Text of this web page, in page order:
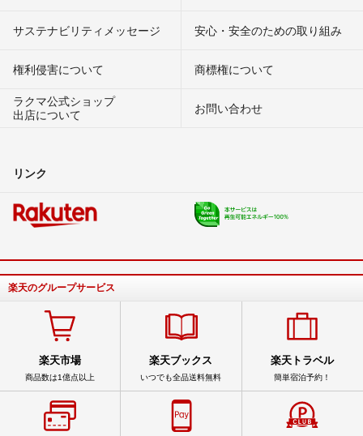
サステナビリティメッセージ 安心・安全のための取り組み
権利侵害について
商標権について
ラクマ公式ショップ
出店について
お問い合わせ
リンク
楽天のグループサービス
楽天市場
商品数は1億点以上
楽天ブックス
いつでも全品送料無料
楽天トラベル
簡単宿泊予約！